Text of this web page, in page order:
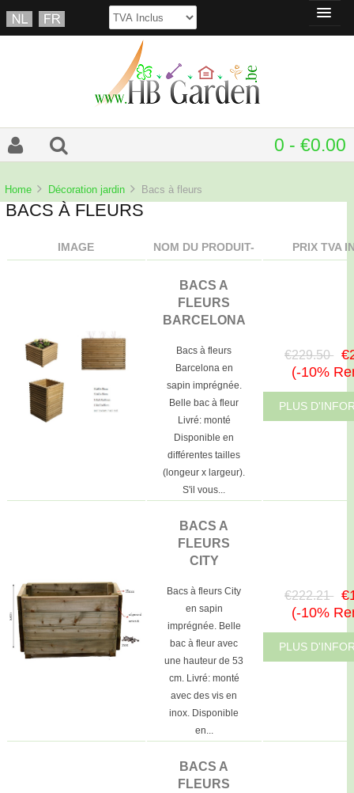
0 - €0.00
Home Décoration jardin Bacs à fleurs
BACS À FLEURS
IMAGE NOM DU PRODUIT- PRIX TVA
BACS A
FLEURS
BARCELONA
Bacs à fleurs
Barcelona en
sapin imprégnée.
Belle bac à fleur
Livré: monté
Disponible en
différentes tailles
(longeur x largeur).
S'il vous...
€229.50
(-10%
PLUS
BACS A
FLEURS
CITY
Bacs à fleurs City
en sapin
imprégnée. Belle
bac à fleur avec
une hauteur de 53
cm. Livré: monté
avec des vis en
inox. Disponible
en...
€222.21
(-10%
PLUS
BACS A
FLEURS